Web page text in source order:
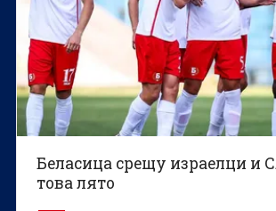
Беласица срещу израелци и
това лято